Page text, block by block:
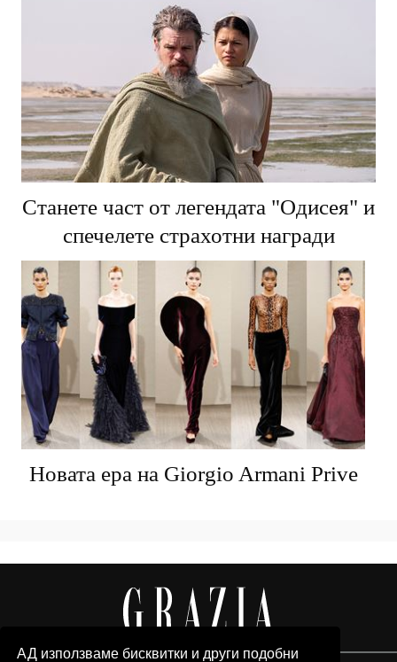
АД използваме бисквитки и други подобни
Станете част от легендата "Одисея" и
спечелете страхотни награди
Новата ера на Giorgio Armani Prive